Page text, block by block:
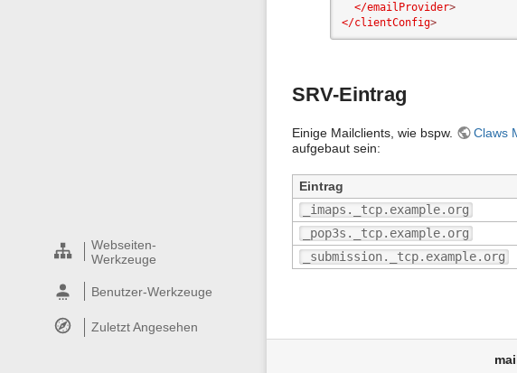
Webseiten-
Werkzeuge
Benutzer-Werkzeuge
Zuletzt Angesehen
</emailProvider>
</clientConfig>
SRV-Eintrag
Einige Mailclients, wie bspw. Claws
aufgebaut sein:
Eintrag
_imaps._tcp.example.org
_pop3s._tcp.example.org
_submission._tcp.example.org